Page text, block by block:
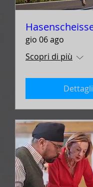
gio 06 ago
Scopri di più
Dettagli